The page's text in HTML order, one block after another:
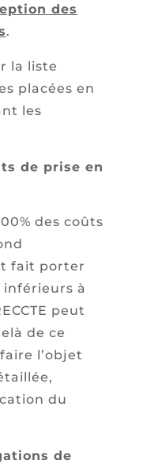
des
.
la liste
placées en
les
de prise en
des coûts
fait porter
inférieurs à
peut
de ce
l’objet
du
de